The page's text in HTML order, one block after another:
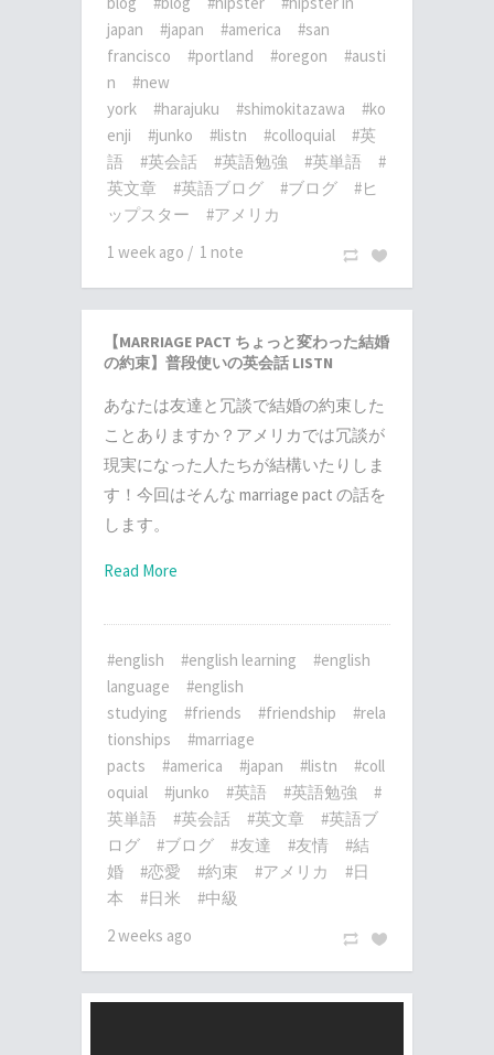
japan
#japan #america
#san
francisco
#portland #oregon
#austi
n
#new
york
#harajuku #shimokitazawa
#ko
enji
#junko #listn #colloquial
#英
語
#英会話 #英語勉強 #英単語
#
英文章
#英語ブログ #ブログ
#ヒ
ップスター
#アメリカ
1 week ago / 1 note
【MARRIAGE PACT ちょっと変わった結婚
の約束】普段使いの英会話 LISTN
あなたは友達と冗談で結婚の約束した
ことありますか？アメリカでは冗談が
現実になった人たちが結構いたりしま
す！今回はそんな marriage pact の話を
します。
Read More
#english #english learning
#english
language
#english
studying
#friends #friendship
#rela
tionships
#marriage
pacts
#america #japan #listn
#coll
oquial
#junko #英語 #英語勉強
#
英単語
#英会話 #英文章
#英語ブ
ログ
#ブログ #友達 #友情
#結
婚
#恋愛 #約束 #アメリカ
#日
本
#日米
#中級
2 weeks ago